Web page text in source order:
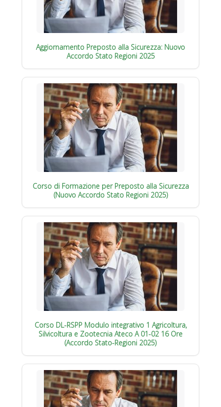
Aggiornamento Preposto alla Sicurezza: Nuovo
Accordo Stato Regioni 2025
Corso di Formazione per Preposto alla Sicurezza
(Nuovo Accordo Stato Regioni 2025)
Corso DL-RSPP Modulo integrativo 1 Agricoltura,
Silvicoltura e Zootecnia Ateco A 01-02 16 Ore
(Accordo Stato-Regioni 2025)